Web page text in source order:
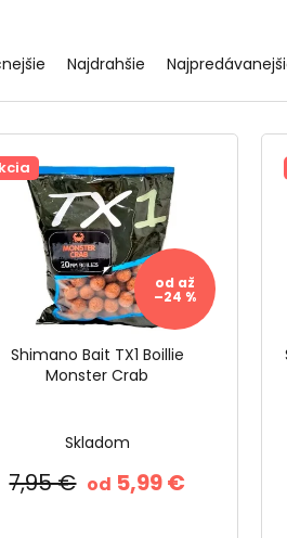
Najdrahšie
od až
–24 %
Shimano Bait TX1 Boillie
Monster Crab
Skladom
od 5,99 €
7,95 €